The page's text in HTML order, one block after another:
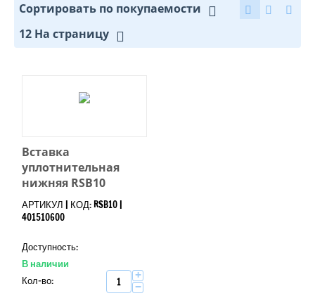
Сортировать по покупаемости
12 На страницу
Вставка
уплотнительная
нижняя RSB10
АРТИКУЛ | КОД: RSB10 |
401510600
Доступность:
В наличии
Кол-во:
+
−